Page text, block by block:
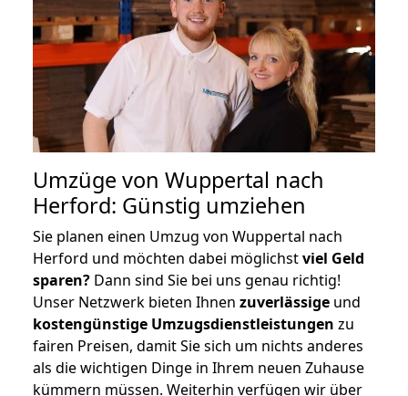
Umzüge von Wuppertal nach
Herford: Günstig umziehen
Sie planen einen Umzug von Wuppertal nach
Herford und möchten dabei möglichstviel Geld
sparen? Dann sind Sie bei uns genau richtig!
Unser Netzwerk bieten Ihnen zuverlässige und
kostengünstige Umzugsdienstleistungen zu
fairen Preisen, damit Sie sich um nichts anderes
als die wichtigen Dinge in Ihrem neuen Zuhause
kümmern müssen. Weiterhin verfügen wir über